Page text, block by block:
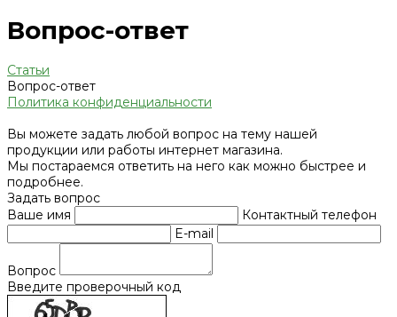
Вопрос-ответ
Статьи
Вопрос-ответ
Политика конфиденциальности
Вы можете задать любой вопрос на тему нашей
продукции или работы интернет магазина.
Мы постараемся ответить на него как можно быстрее и
подробнее.
Задать вопрос
Ваше имя
Контактный телефон
E-mail
Вопрос
Введите проверочный код